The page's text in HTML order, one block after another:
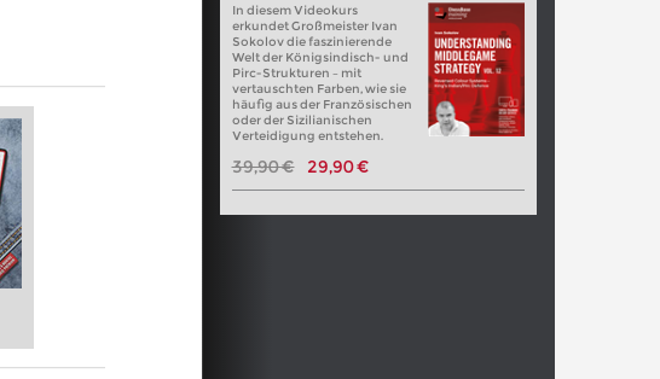
In diesem Videokurs
erkundet Großmeister Ivan
Sokolov die faszinierende
Welt der Königsindisch- und
Pirc-Strukturen – mit
vertauschten Farben, wie sie
häufig aus der Französischen
oder der Sizilianischen
Verteidigung entstehen.
39,90 € 29,90 €